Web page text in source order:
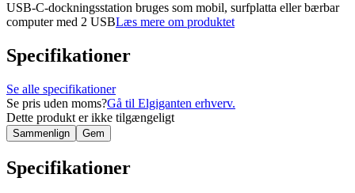
USB-C-dockningsstation bruges som mobil, surfplatta eller bærbar
computer med 2 USBLæs mere om produktet
Specifikationer
Se alle specifikationer
Se pris uden moms?Gå til Elgiganten erhverv.
Dette produkt er ikke tilgængeligt
Sammenlign Gem
Specifikationer